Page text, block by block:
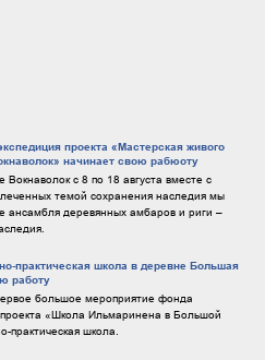
проекта «Мастерская живого
начинает свою рабюоту
Вокнаволок с 8 по 18 августа вместе с
темой сохранения наследия мы
ансамбля деревянных амбаров и риги –
практическая школа в деревне Большая
работу
большое мероприятие фонда
проекта «Школа Ильмаринена в Большой
практическая школа.